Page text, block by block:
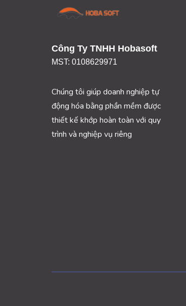
Công Ty TNHH Hobasoft
MST: 0108629971
Chúng tôi giúp doanh nghiệp tự
động hóa bằng phần mềm được
thiết kế khớp hoàn toàn với quy
trình và nghiệp vụ riêng